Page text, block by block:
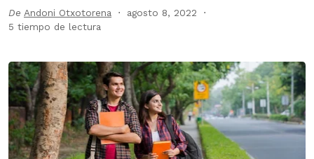
De Andoni Otxotorena
agosto 8, 2022
5 tiempo de lectura